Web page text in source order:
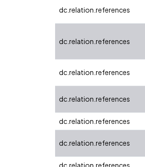
dc.relation.references
dc.relation.references
dc.relation.references
dc.relation.references
dc.relation.references
dc.relation.references
dc.relation.references